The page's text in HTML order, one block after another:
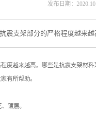
发布日期：
震支架部分的严格程度越来越
度越来越高。哪些是抗震支架材
有所帮助。
镀层。